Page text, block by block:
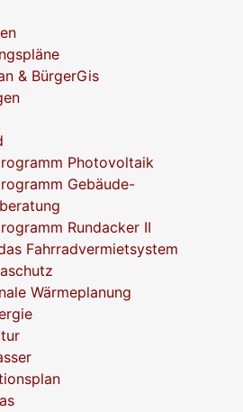
& BürgerGis
Photovoltaik
Gebäude-
Rundacker II
Fahrradvermietsystem
Wärmeplanung